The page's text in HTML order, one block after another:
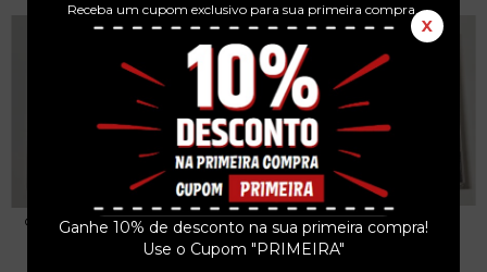
Receba um cupom exclusivo para sua primeira compra.
X
Ganhe 10% de desconto na sua primeira compra!
Use o Cupom "PRIMEIRA"
GILBERTO GIL – SUCESSOS EM
DOSE DUPLA 2...
GUILHERME ARANTES – 2 É
DEMAIS! CD 1997
R$39,99